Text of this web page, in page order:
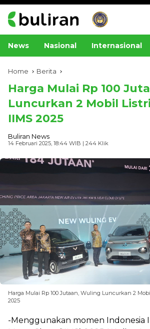
News Nasional Internasional
Home Berita
Harga Mulai Rp 100
Luncurkan 2 Mobil
IIMS 2025
Buliran News
14 Februari 2025, 18:44 WIB | 244 Klik
Harga Mulai Rp 100 Jutaan, Wuling Luncurkan 2
2025
-Menggunakan momen Indonesia